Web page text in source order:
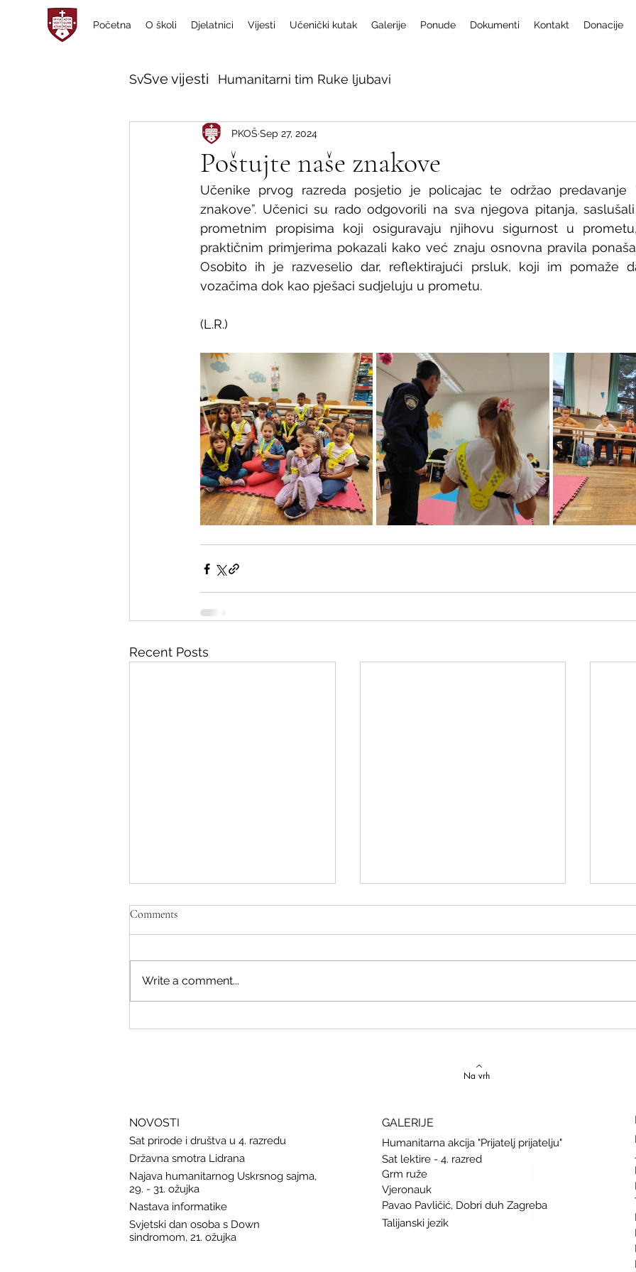
Početna O školi Djelatnici Vijesti Učenički kutak Galerije Ponude Dokumenti Kontakt Donacije
Sve vijesti Humanitarni tim Ruke ljubavi
Poštujte naše znakove
PKOŠ Sep 27, 2024
Učenike prvog razreda posjetio je policajac te održao predavanje
znakove”. Učenici su rado odgovorili na sva njegova pitanja,
prometnim propisima koji osiguravaju njihovu sigurnost u
praktičnim primjerima pokazali kako već znaju osnovna pravila
Osobito ih je razveselio dar, reflektirajući prsluk, koji im pomaže
vozačima dok kao pješaci sudjeluju u prometu.
(L.R.)
Recent Posts
Comments
Write a comment...
Sve vijesti
Na vrh
NOVOSTI
Sat prirode i društva u 4. razredu
Državna smotra Lidrana
Najava humanitarnog Uskrsnog sajma,
29. - 31. ožujka
Nastava informatike
Svjetski dan osoba s Down
sindromom, 21. ožujka
GALERIJE
Humanitarna akcija "Prijatelj prijatelju"
Sat lektire - 4. razred
Grm ruže
Vjeronauk
Pavao Pavličić, Dobri duh Zagreba
Talijanski jezik